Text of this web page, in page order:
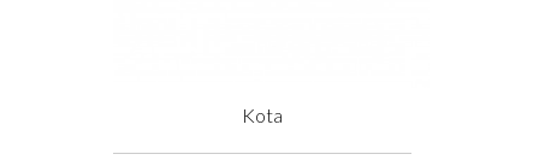
Kota
Prix